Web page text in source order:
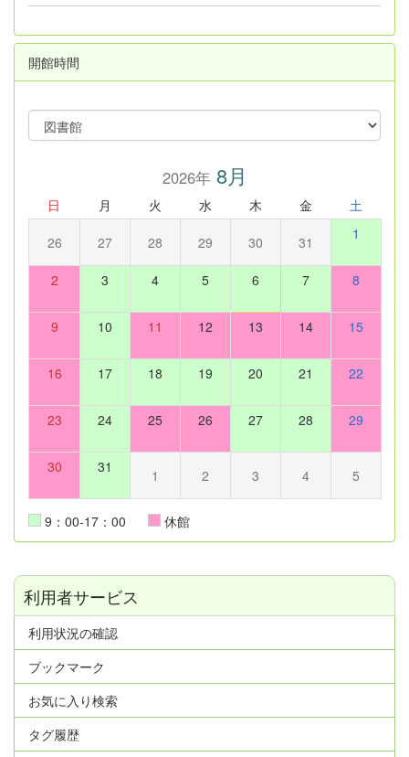
開館時間
2026年8月
日 月 火 水 木 金 土
26 27 28 29 30 31 1
2 3 4 5 6 7 8
9 10 11 12 13 14 15
16 17 18 19 20 21 22
23 24 25 26 27 28 29
30 31 1 2 3 4 5
9：00-17：00 休館
利用者サービス
利用状況の確認
ブックマーク
お気に入り検索
タグ履歴